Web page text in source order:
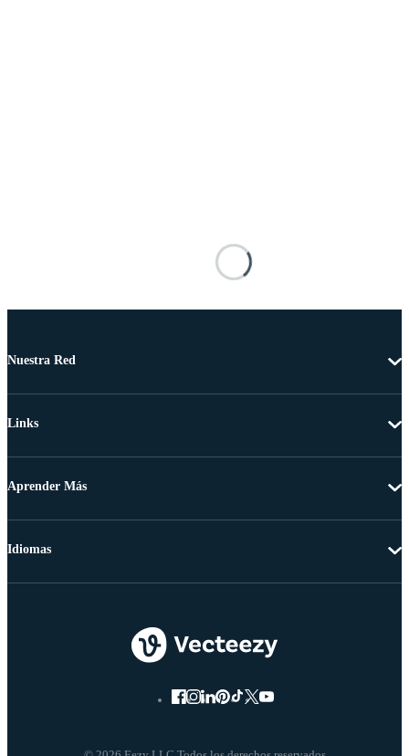
Nuestra Red
Links
Aprender Más
Idiomas